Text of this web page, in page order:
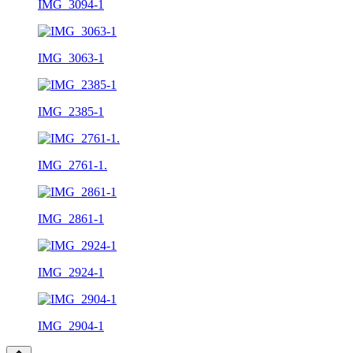
IMG_3094-1
IMG_3063-1
IMG_2385-1
IMG_2761-1.
IMG_2861-1
IMG_2924-1
IMG_2904-1